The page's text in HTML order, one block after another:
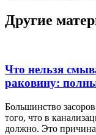
Другие
Что нельзя
раковину:
Большинство засоров
того, что в
должно. Это